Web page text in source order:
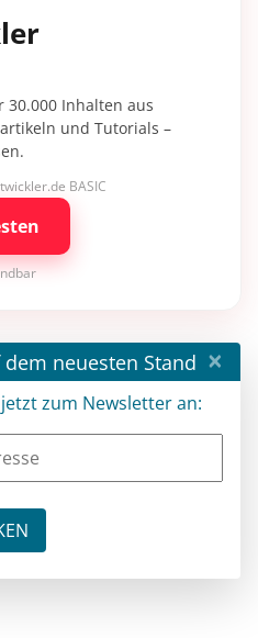
30.000 Inhalten aus
und Tutorials –
BASIC
neuesten Stand ×
zum Newsletter an: